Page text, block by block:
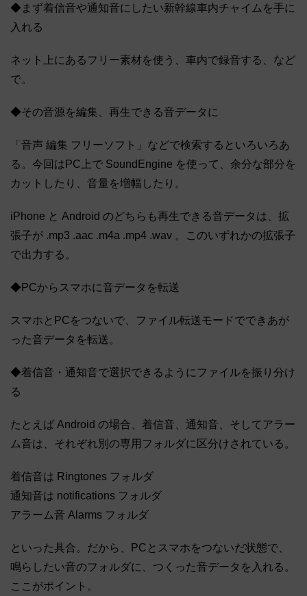
◆まず着信音や通知音にしたい新幹線車内チャイムを手に
入れる
ネット上にあるフリー素材を使う、車内で録音する、など
で。
◆その音源を編集、再生できる音データに
「音声 編集 フリーソフト」などで検索するといろいろあ
る。今回はPC上で SoundEngine を使って、余分な部分を
カットしたり、音量を増幅したり。
iPhone と Android のどちらも再生できる音データは、拡
張子が .mp3 .aac .m4a .mp4 .wav 。このいずれかの拡張子
で出力する。
◆PCからスマホに音データを転送
スマホとPCをつないで、ファイル転送モードでできあが
った音データを転送。
◆着信音・通知音で選択できるようにファイルを振り分け
る
たとえば Android の場合、着信音、通知音、そしてアラー
ム音は、それぞれ別の専用フォルダに区分けされている。
着信音は Ringtones フォルダ
通知音は notifications フォルダ
アラーム音 Alarms フォルダ
といった具合。だから、PCとスマホをつないだ状態で、
鳴らしたい音のフォルダに、つくった音データを入れる。
ここがポイント。